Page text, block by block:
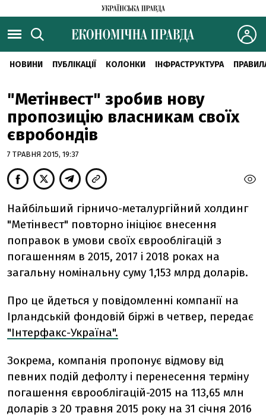
НОВИНИ ПУБЛІКАЦІЇ КОЛОНКИ ІНФРАСТРУКТУРА
"Метінвест" зробив нову
пропозицію власникам своїх
євробондів
7 ТРАВНЯ 2015, 19:37
Найбільший гірничо-металургійний холдинг
"Метінвест" повторно ініціює внесення
поправок в умови своїх єврооблігацій з
погашенням в 2015, 2017 і 2018 роках на
загальну номінальну суму 1,153 млрд доларів.
Про це йдеться у повідомленні компанії на
Ірландській фондовій біржі в четвер, передає
"Інтерфакс-Україна".
Зокрема, компанія пропонує відмову від
певних подій дефолту і перенесення терміну
погашення єврооблігацій-2015 на 113,65 млн
доларів з 20 травня 2015 року на 31 січня 2016